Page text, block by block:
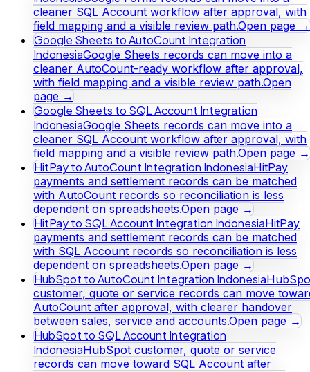
cleaner SQL Account workflow after approval, with
field mapping and a visible review path.Open page →
Google Sheets to AutoCount Integration
IndonesiaGoogle Sheets records can move into a
cleaner AutoCount-ready workflow after approval,
with field mapping and a visible review path.Open
page →
Google Sheets to SQL Account Integration
IndonesiaGoogle Sheets records can move into a
cleaner SQL Account workflow after approval, with
field mapping and a visible review path.Open page →
HitPay to AutoCount Integration IndonesiaHitPay
payments and settlement records can be matched
with AutoCount records so reconciliation is less
dependent on spreadsheets.Open page →
HitPay to SQL Account Integration IndonesiaHitPay
payments and settlement records can be matched
with SQL Account records so reconciliation is less
dependent on spreadsheets.Open page →
HubSpot to AutoCount Integration Indonesia
customer, quote or service records can move
AutoCount after approval, with clearer handover
between sales, service and accounts.Open page →
HubSpot to SQL Account Integration
IndonesiaHubSpot customer, quote or service
records can move toward SQL Account after